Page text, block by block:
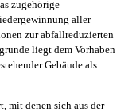
zugehörige
aller
zur abfallreduzierten
liegt dem Vorhaben
Gebäude als
mit denen sich aus der